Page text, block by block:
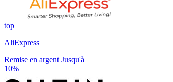
top
AliExpress
Remise en argent Jusqu'à
10%